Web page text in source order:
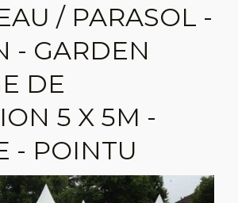
/ PARASOL -
- GARDEN
DE
5 X 5M -
- POINTU